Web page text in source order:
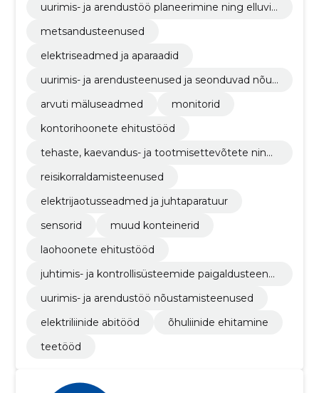
uurimis- ja arendustöö planeerimine ning elluvii
metsandusteenused
elektriseadmed ja aparaadid
uurimis- ja arendusteenused ja seonduvad nõus
arvuti mäluseadmed
monitorid
kontorihoonete ehitustööd
tehaste, kaevandus- ja tootmisettevõtete ning
reisikorraldamisteenused
elektrijaotusseadmed ja juhtaparatuur
sensorid
muud konteinerid
laohoonete ehitustööd
juhtimis- ja kontrollisüsteemide paigaldusteenu
uurimis- ja arendustöö nõustamisteenused
elektriliinide abitööd
õhuliinide ehitamine
teetööd